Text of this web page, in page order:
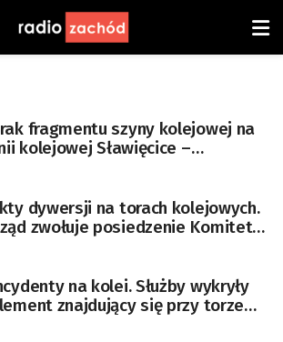
fragmentu szyny kolejowej na
kolejowej Sławięcice –
dywersji na torach kolejowych.
zwołuje posiedzenie Komitetu
na kolei. Służby wykryły
znajdujący się przy torze